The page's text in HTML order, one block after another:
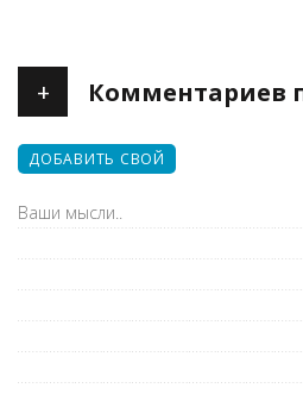
+ Комментариев
ДОБАВИТЬ СВОЙ